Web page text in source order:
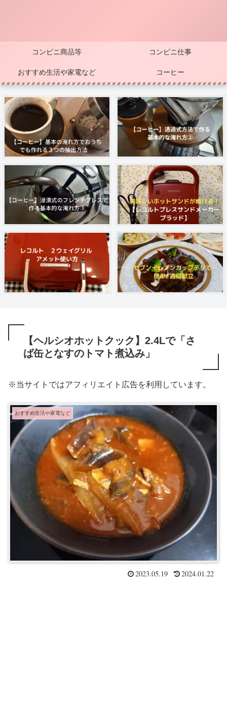
コンビニ商品等 コンビニ仕事
おすすめ生活や家電など コーヒー
【ヘルシオホットクック】2.4Lで「さ
ば缶となすのトマト煮込み」
※当サイトではアフィリエイト広告を利用しています。
おすすめ生活や家電など
2023.05.19 2024.01.22